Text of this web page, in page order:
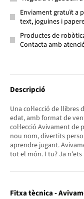
Enviament gratuït a
text, joguines i
Productes de
Contacta amb
Descripció
Una col·lecció de llibres
edat, amb format de
col·lecció Avivament de
nou nom, divertits
aprendre jugant.
tot el món. I tu? Ja
Fitxa tècnica -